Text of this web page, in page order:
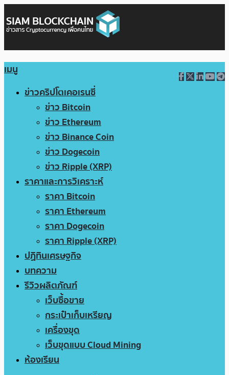
เมนู
ข่าวคริปโตเคอเรนซี่
ข่าว Bitcoin
ข่าว Ethereum
ข่าว Binance Coin
ข่าว Dogecoin
ข่าว Ripple (XRP)
ราคาและการวิเคราะห์
ราคา Bitcoin
ราคา Ethereum
ราคา Dogecoin
ราคา Ripple (XRP)
ปฏิทินเศรษฐกิจ
บทความ
รีวิวผลิตภัณฑ์
เว็บซื้อขาย
กระเป๋าเก็บเหรียญ
เครื่องขุด
เว็บขุดแบบ Cloud Mining
ห้องเรียน